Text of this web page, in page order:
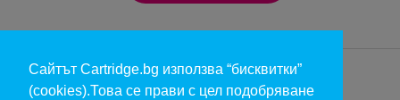
Сайтът Cartridge.bg използва “бисквитки”
(cookies).Това се прави с цел подобряване